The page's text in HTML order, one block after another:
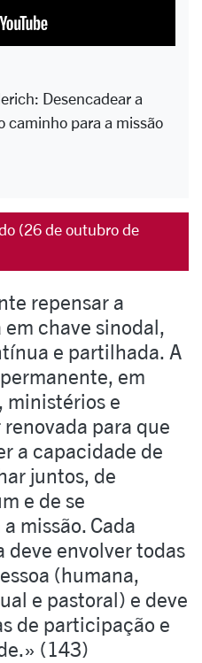
Desencadear a
caminho para a missão
(26 de outubro de
repensar a
chave sinodal,
e partilhada. A
em
ministérios e
para que
a capacidade de
juntos, de
e de se
missão. Cada
deve envolver todas
(humana,
e pastoral) e deve
de participação e
(143)